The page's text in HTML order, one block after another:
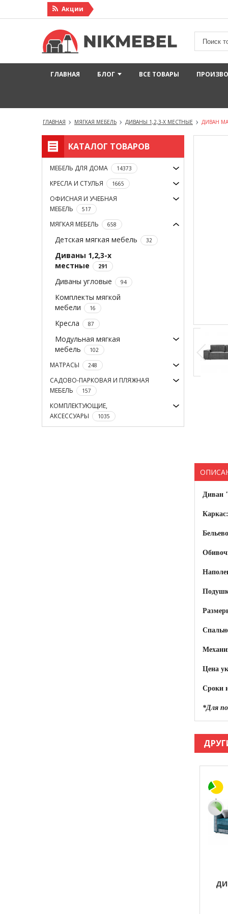
Акции
ГЛАВНАЯ БЛОГ ВСЕ ТОВАРЫ
ГЛАВНАЯ МЯГКАЯ МЕБЕЛЬ ДИВАНЫ 1,2,3-Х МЕСТНЫЕ ДИВАН
КАТАЛОГ ТОВАРОВ
МЕБЕЛЬ ДЛЯ ДОМА 14373
КРЕСЛА И СТУЛЬЯ 1665
ОФИСНАЯ И УЧЕБНАЯ
МЕБЕЛЬ
517
МЯГКАЯ МЕБЕЛЬ 658
Детская мягкая мебель 32
Диваны 1,2,3-х
местные
291
Диваны угловые 94
Комплекты мягкой
мебели
16
Кресла 87
Модульная мягкая
мебель
102
МАТРАСЫ 248
САДОВО-ПАРКОВАЯ И ПЛЯЖНАЯ
МЕБЕЛЬ
157
КОМПЛЕКТУЮЩИЕ,
АКСЕССУАРЫ
1035
Цена
Сроки
*Для